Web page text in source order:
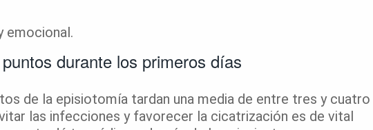
emocional.
durante los primeros días
de la episiotomía tardan una media de entre tres y cuatro
las infecciones y favorecer la cicatrización es de vital